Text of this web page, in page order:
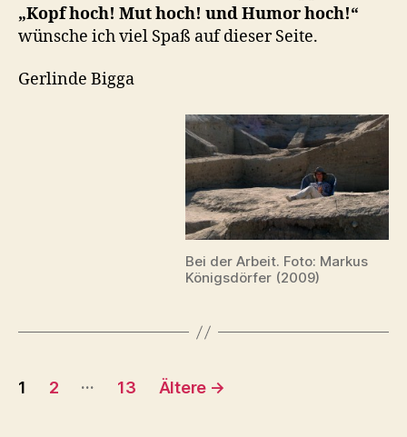
„Kopf hoch! Mut hoch! und Humor hoch!“
wünsche ich viel Spaß auf dieser Seite.
Gerlinde Bigga
Bei der Arbeit. Foto: Markus
Königsdörfer (2009)
Seitennummerierung
1 2 … 13 Ältere →